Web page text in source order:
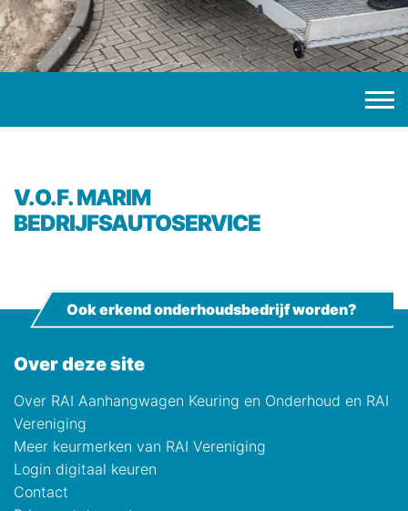
V.O.F. MARIM
BEDRIJFSAUTOSERVICE
Over deze site
Over RAI Aanhangwagen Keuring en Onderhoud en RAI
Vereniging
Meer keurmerken van RAI Vereniging
Login digitaal keuren
Contact
Ook erkend onderhoudsbedrijf worden?